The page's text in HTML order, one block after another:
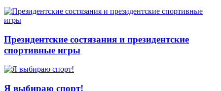
Президентские состязания и президентские
спортивные игры
Я выбираю спорт!